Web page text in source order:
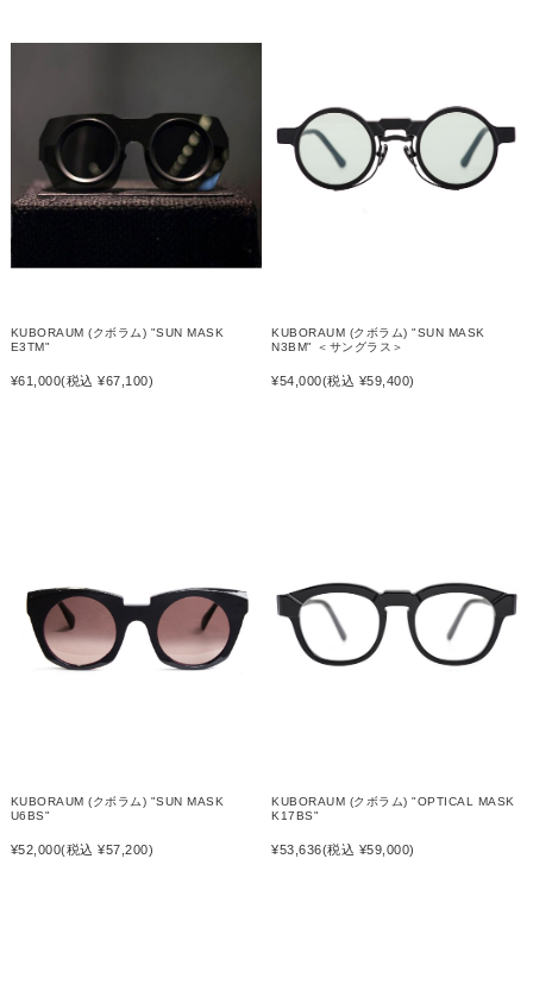
KUBORAUM (クボラム) "SUN MASK
E3TM"
¥61,000(税込 ¥67,100)
KUBORAUM (クボラム) "SUN MASK
N3BM" ＜サングラス＞
¥54,000(税込 ¥59,400)
KUBORAUM (クボラム) "SUN MASK
U6BS"
¥52,000(税込 ¥57,200)
KUBORAUM (クボラム) "OPTICAL MASK
K17BS"
¥53,636(税込 ¥59,000)